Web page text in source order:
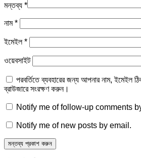
মন্তব্য *
নাম*
ইমেইল*
ওয়েবসাইট
পরবর্তিতে ব্যবহারের জন্য আপনার নাম, ইমেইল
ব্রাউজারে সংরক্ষণ করুন।
Notify me of follow-up comments
Notify me of new posts by email.